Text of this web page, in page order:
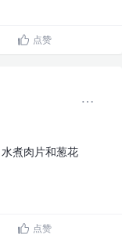
点赞
煮肉片和葱花
点赞